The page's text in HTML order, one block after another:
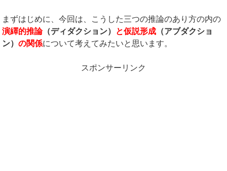
まずはじめに、今回は、こうした三つの推論のあり方の内の
演繹的推論（ディダクション） と仮説形成 （アブダクショ
ン）の関係について考えてみたいと思います。
スポンサーリンク